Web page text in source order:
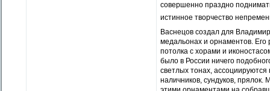
совершенно праздно
истинное творчество
Васнецов создал для
медальонах и орнаментов. Его
потолка с хорами и
было в России ничего
светлых тонах,
наличников, сундуков,